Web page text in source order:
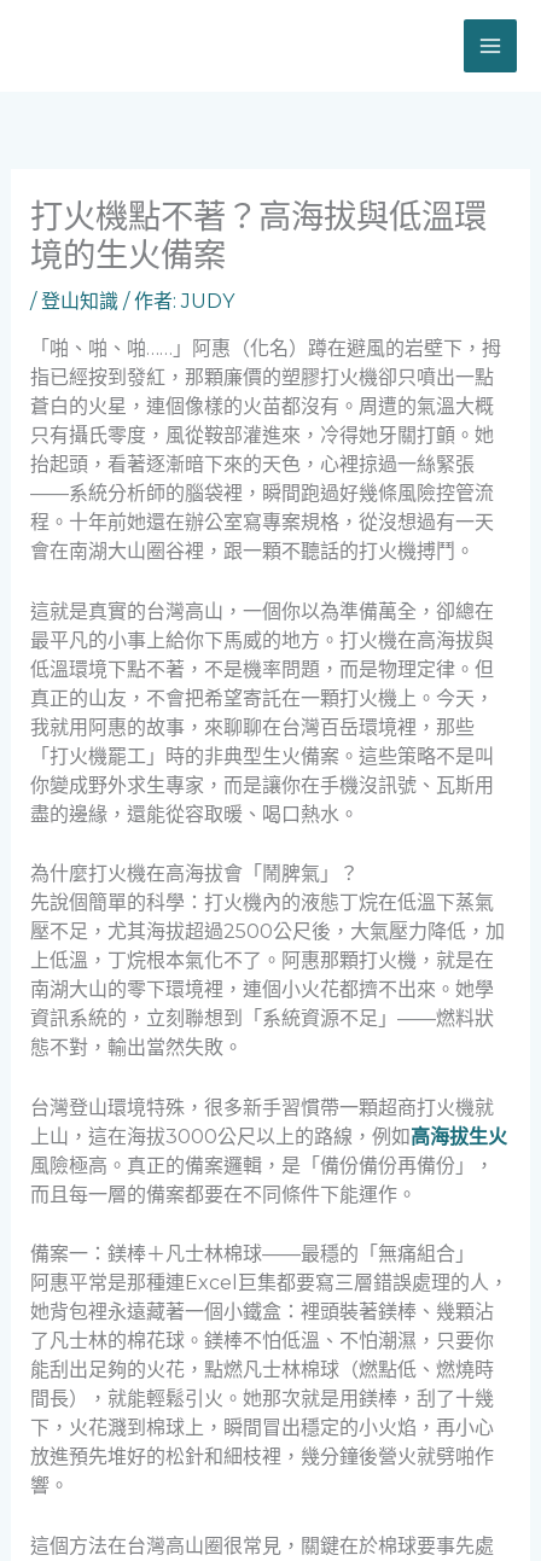
打火機點不著？高海拔與低溫環
境的生火備案
/登山知識/ 作者:JUDY
「啪、啪、啪……」阿惠（化名）蹲在避風的岩壁下，拇
指已經按到發紅，那顆廉價的塑膠打火機卻只噴出一點
蒼白的火星，連個像樣的火苗都沒有。周遭的氣溫大概
只有攝氏零度，風從鞍部灌進來，冷得她牙關打顫。她
抬起頭，看著逐漸暗下來的天色，心裡掠過一絲緊張
——系統分析師的腦袋裡，瞬間跑過好幾條風險控管流
程。十年前她還在辦公室寫專案規格，從沒想過有一天
會在南湖大山圈谷裡，跟一顆不聽話的打火機搏鬥。
這就是真實的台灣高山，一個你以為準備萬全，卻總在
最平凡的小事上給你下馬威的地方。打火機在高海拔與
低溫環境下點不著，不是機率問題，而是物理定律。但
真正的山友，不會把希望寄託在一顆打火機上。今天，
我就用阿惠的故事，來聊聊在台灣百岳環境裡，那些
「打火機罷工」時的非典型生火備案。這些策略不是叫
你變成野外求生專家，而是讓你在手機沒訊號、瓦斯用
盡的邊緣，還能從容取暖、喝口熱水。
為什麼打火機在高海拔會「鬧脾氣」？
先說個簡單的科學：打火機內的液態丁烷在低溫下蒸氣
壓不足，尤其海拔超過2500公尺後，大氣壓力降低，加
上低溫，丁烷根本氣化不了。阿惠那顆打火機，就是在
南湖大山的零下環境裡，連個小火花都擠不出來。她學
資訊系統的，立刻聯想到「系統資源不足」——燃料狀
態不對，輸出當然失敗。
台灣登山環境特殊，很多新手習慣帶一顆超商打火機就
上山，這在海拔3000公尺以上的路線，例如高海拔生火
風險極高。真正的備案邏輯，是「備份備份再備份」，
而且每一層的備案都要在不同條件下能運作。
備案一：鎂棒＋凡士林棉球——最穩的「無痛組合」
阿惠平常是那種連Excel巨集都要寫三層錯誤處理的人，
她背包裡永遠藏著一個小鐵盒：裡頭裝著鎂棒、幾顆沾
了凡士林的棉花球。鎂棒不怕低溫、不怕潮濕，只要你
能刮出足夠的火花，點燃凡士林棉球（燃點低、燃燒時
間長），就能輕鬆引火。她那次就是用鎂棒，刮了十幾
下，火花濺到棉球上，瞬間冒出穩定的小火焰，再小心
放進預先堆好的松針和細枝裡，幾分鐘後營火就劈啪作
響。
這個方法在台灣高山圈很常見，關鍵在於棉球要事先處